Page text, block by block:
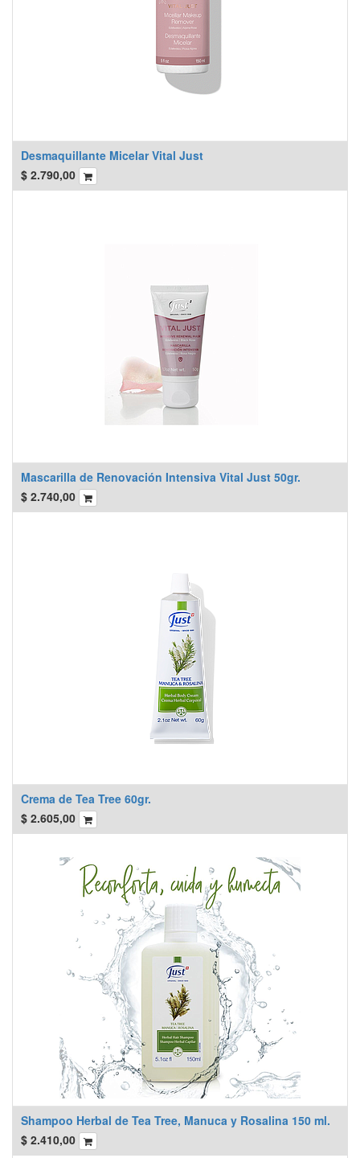
Desmaquillante Micelar Vital Just
$ 2.790,00
Mascarilla de Renovación Intensiva Vital Just 50gr.
$ 2.740,00
Crema de Tea Tree 60gr.
$ 2.605,00
Shampoo Herbal de Tea Tree, Manuca y Rosalina 150 ml.
$ 2.410,00